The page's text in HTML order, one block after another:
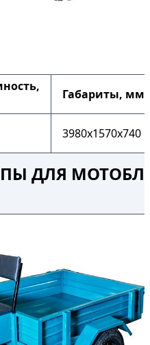
Габариты, мм
3980x1570x740
ДЛЯ